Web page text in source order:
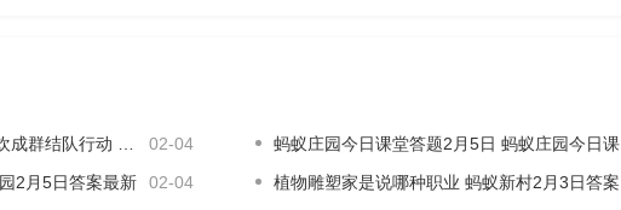
神奇海洋2月3日答案 02-04 蚂蚁庄园今日课堂答题2月5日 蚂蚁庄园今日课堂答题最新答案
2月5日答案最新
02-04 植物雕塑家是说哪种职业 蚂蚁新村2月3日答案最新